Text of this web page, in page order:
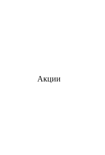
Акции